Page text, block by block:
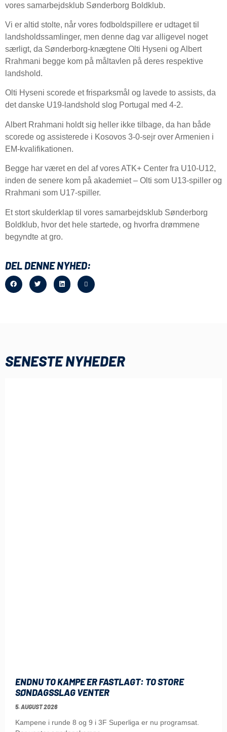
vores samarbejdsklub Sønderborg Boldklub.
Vi er altid stolte, når vores fodboldspillere er udtaget til
landsholdssamlinger, men denne dag var alligevel noget
særligt, da Sønderborg-knægtene Olti Hyseni og Albert
Rrahmani begge kom på måltavlen på deres respektive
landshold.
Olti Hyseni scorede et frisparksmål og lavede to assists, da
det danske U19-landshold slog Portugal med 4-2.
Albert Rrahmani holdt sig heller ikke tilbage, da han både
scorede og assisterede i Kosovos 3-0-sejr over Armenien i
EM-kvalifikationen.
Begge har været en del af vores ATK+ Center fra U10-U12,
inden de senere kom på akademiet – Olti som U13-spiller og
Rrahmani som U17-spiller.
Et stort skulderklap til vores samarbejdsklub Sønderborg
Boldklub, hvor det hele startede, og hvorfra drømmene
begyndte at gro.
DEL DENNE NYHED:
SENESTE NYHEDER
ENDNU TO KAMPE ER FASTLAGT: TO STORE
SØNDAGSSLAG VENTER
5. AUGUST 2026
Kampene i runde 8 og 9 i 3F Superliga er nu programsat.